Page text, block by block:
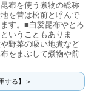
布を使う煮物の総称
を昔は松前と呼んで
す。■白髪昆布やとろ
いうこともありま
野菜の吸い地煮など
をまぶして煮物や前
する】＞